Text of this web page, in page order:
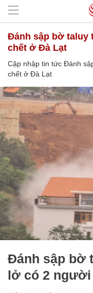
Đánh sập bờ taluy tại khu vực sạt lở có 2 người
chết ở Đà Lạt
Cập nhập tin tức Đánh
chết ở Đà Lạt
Đánh sập bờ
lở có 2